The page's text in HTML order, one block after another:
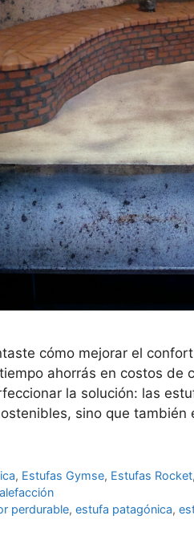
cómo mejorar el
ahorrás en costos de
la solución: las
sino que
, Estufas Gymse, Estufas Rocket,
perdurable,estufa patagónica,